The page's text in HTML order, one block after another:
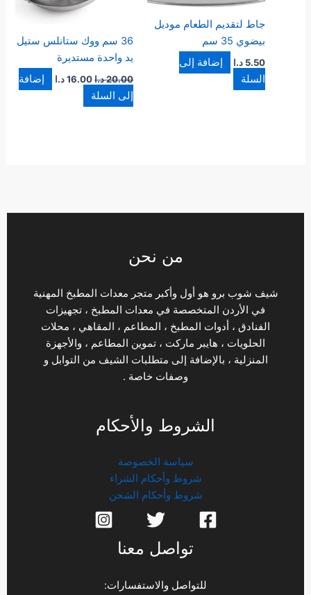
جاط لتقديم الطعام موديل
بيضوي 35 سم
5.50 د.ا
إضافة إلى
السلة
36 سم ووك ستانلس ستيل
يد واحدة مستديرة
20.00د.ا16.00د.ا
إضافة
إلى السلة
من نحن
شيف شوب برو هو أول وأكبر متجر معدات المطبخ المهنية
في الأردن المتخصصة في معدات المطبخ ، تجهيزات
الفنادق ، أدوات المطبخ ، المطاعم ، المقاهي ، محلات
الحلويات ، هايبر ماركت ، تموين المطاعم ، والأجهزة
المنزلية ، بالإضافة إلى متطلبات الشيف من التوابل و
وصفات خاصة .
الشروط والأحكام
سياسة الخصوصة
شروط وأحكام الشراء
شروط وأحكام الشحن
تواصل معنا
للتواصل والاستفسارات: